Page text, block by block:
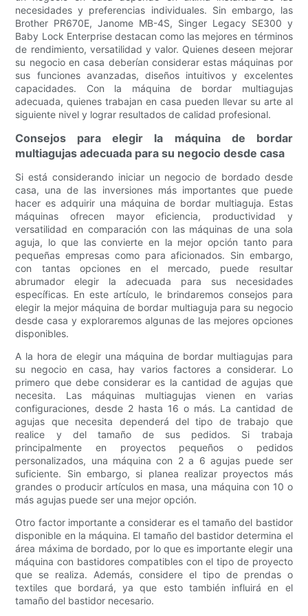
necesidades y preferencias individuales. Sin embargo, las
Brother PR670E, Janome MB-4S, Singer Legacy SE300 y
Baby Lock Enterprise destacan como las mejores en términos
de rendimiento, versatilidad y valor. Quienes deseen mejorar
su negocio en casa deberían considerar estas máquinas por
sus funciones avanzadas, diseños intuitivos y excelentes
capacidades. Con la máquina de bordar multiagujas
adecuada, quienes trabajan en casa pueden llevar su arte al
siguiente nivel y lograr resultados de calidad profesional.
Consejos para elegir la máquina de bordar
multiagujas adecuada para su negocio desde casa
Si está considerando iniciar un negocio de bordado desde
casa, una de las inversiones más importantes que puede
hacer es adquirir una máquina de bordar multiaguja. Estas
máquinas ofrecen mayor eficiencia, productividad y
versatilidad en comparación con las máquinas de una sola
aguja, lo que las convierte en la mejor opción tanto para
pequeñas empresas como para aficionados. Sin embargo,
con tantas opciones en el mercado, puede resultar
abrumador elegir la adecuada para sus necesidades
específicas. En este artículo, le brindaremos consejos para
elegir la mejor máquina de bordar multiaguja para su negocio
desde casa y exploraremos algunas de las mejores opciones
disponibles.
A la hora de elegir una máquina de bordar multiagujas para
su negocio en casa, hay varios factores a considerar. Lo
primero que debe considerar es la cantidad de agujas que
necesita. Las máquinas multiagujas vienen en varias
configuraciones, desde 2 hasta 16 o más. La cantidad de
agujas que necesita dependerá del tipo de trabajo que
realice y del tamaño de sus pedidos. Si trabaja
principalmente en proyectos pequeños o pedidos
personalizados, una máquina con 2 a 6 agujas puede ser
suficiente. Sin embargo, si planea realizar proyectos más
grandes o producir artículos en masa, una máquina con 10 o
más agujas puede ser una mejor opción.
Otro factor importante a considerar es el tamaño del bastidor
disponible en la máquina. El tamaño del bastidor determina el
área máxima de bordado, por lo que es importante elegir una
máquina con bastidores compatibles con el tipo de proyecto
que se realiza. Además, considere el tipo de prendas o
textiles que bordará, ya que esto también influirá en el
tamaño del bastidor necesario.